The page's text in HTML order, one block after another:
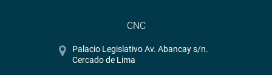
CNC
Palacio Legislativo Av. Abancay s/n.
Cercado de Lima